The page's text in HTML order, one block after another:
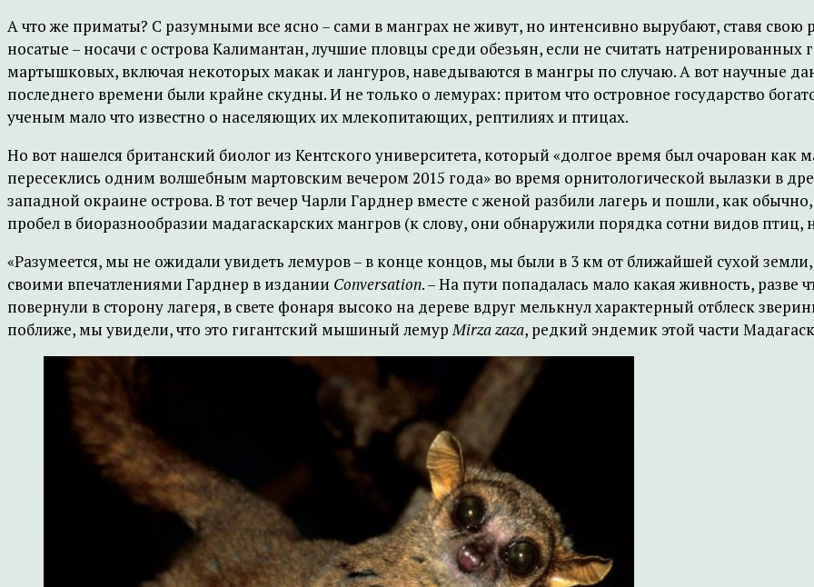
А что же приматы? С разумными все ясно – сами в манграх не живут, но интенсивно вырубают, ставя свою
носатые – носачи с острова Калимантан, лучшие пловцы среди обезьян, если не считать
мартышковых, включая некоторых макак и лангуров, наведываются в мангры по случаю. А вот научные
последнего времени были крайне скудны. И не только о лемурах: притом что островное государство
ученым мало что известно о населяющих их млекопитающих, рептилиях и птицах.
Но вот нашелся британский биолог из Кентского университета, который «долгое время был очарован как
пересеклись одним волшебным мартовским вечером 2015 года» во время орнитологической вылазки в
западной окраине острова. В тот вечер Чарли Гарднер вместе с женой разбили лагерь и пошли, как
пробел в биоразнообразии мадагаскарских мангров (к слову, они обнаружили порядка сотни видов
«Разумеется, мы не ожидали увидеть лемуров – в конце концов, мы были в 3 км от ближайшей сухой
своими впечатлениями Гарднер в издании Conversation. – На пути попадалась мало какая живность,
повернули в сторону лагеря, в свете фонаря высоко на дереве вдруг мелькнул характерный отблеск
поближе, мы увидели, что это гигантский мышиный лемурMirza zaza, редкий эндемик этой части